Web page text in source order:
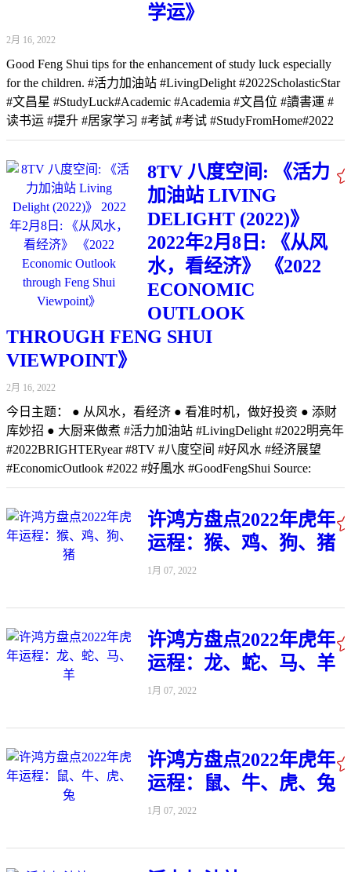
学运》
2月 16, 2022
Good Feng Shui tips for the enhancement of study luck especially
for the children. #活力加油站 #LivingDelight #2022ScholasticStar
#文昌星 #StudyLuck#Academic #Academia #文昌位 #讀書運 #
读书运 #提升 #居家学习 #考試 #考试 #StudyFromHome#2022
明亮年 #2022BRIGHTERyear #8TV #八度空间 #好风水 #展望
#AcademiaOutlook #2022 #好風水 #GoodFengShui Source:
https://www.youtube.com/watch?v=ZkGyl1exsyo
8TV 八度空间: 《活力
加油站 LIVING
DELIGHT (2022)》
2022年2月8日: 《从风
水，看经济》 《2022
ECONOMIC
OUTLOOK
THROUGH FENG SHUI
VIEWPOINT》
2月 16, 2022
今日主题： ● 从风水，看经济 ● 看准时机，做好投资 ● 添财
库妙招 ● 大厨来做煮 #活力加油站 #LivingDelight #2022明亮年
#2022BRIGHTERyear #8TV #八度空间 #好风水 #经济展望
#EconomicOutlook #2022 #好風水 #GoodFengShui Source:
https://youtu.be/PLx5nCHk11s
许鸿方盘点2022年虎年
运程：猴、鸡、狗、猪
1月 07, 2022
许鸿方盘点2022年虎年
运程：龙、蛇、马、羊
1月 07, 2022
许鸿方盘点2022年虎年
运程：鼠、牛、虎、兔
1月 07, 2022